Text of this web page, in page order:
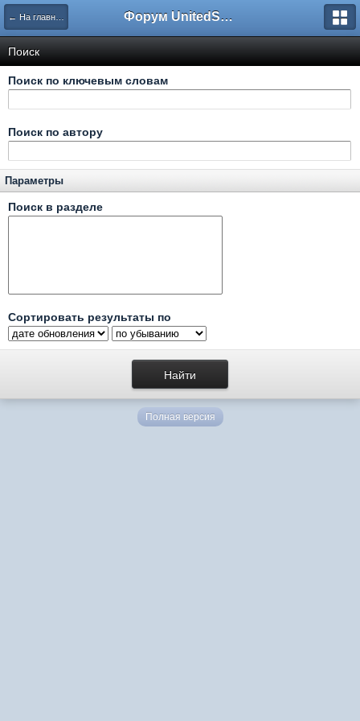
← На главную Форум UnitedSouth
Поиск
Поиск по ключевым словам
Поиск по автору
Параметры
Поиск в разделе
Сортировать результаты по
Полная версия